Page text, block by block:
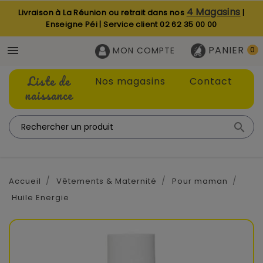
Livraison à La Réunion ou retrait dans nos 4 Magasins |
Enseigne Péi | Service client02 62 35 00 00
 PANIER 0
MON COMPTE
Liste de
naissance
Nos magasins Contact

Accueil Vêtements & Maternité
Pour maman
Huile Energie